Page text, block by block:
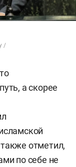
/
а скорее
отметил,
по себе не